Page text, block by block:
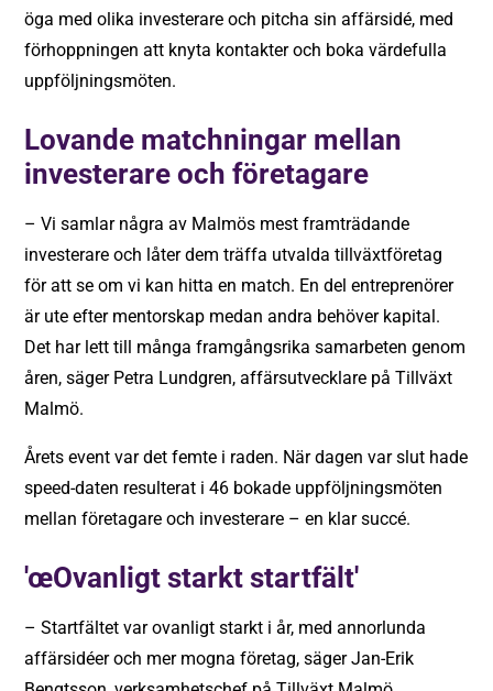
öga med olika investerare och pitcha sin affärsidé, med
förhoppningen att knyta kontakter och boka värdefulla
uppföljningsmöten.
Lovande matchningar mellan
investerare och företagare
– Vi samlar några av Malmös mest framträdande
investerare och låter dem träffa utvalda tillväxtföretag
för att se om vi kan hitta en match. En del entreprenörer
är ute efter mentorskap medan andra behöver kapital.
Det har lett till många framgångsrika samarbeten genom
åren, säger Petra Lundgren, affärsutvecklare på Tillväxt
Malmö.
Årets event var det femte i raden. När dagen var slut hade
speed-daten resulterat i 46 bokade uppföljningsmöten
mellan företagare och investerare – en klar succé.
'œOvanligt starkt startfält'
– Startfältet var ovanligt starkt i år, med annorlunda
affärsidéer och mer mogna företag, säger Jan-Erik